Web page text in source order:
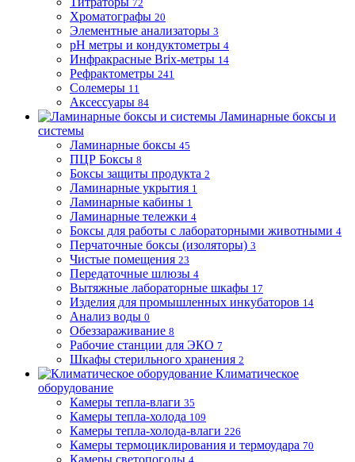
72
Хроматографы 20
Элементные анализаторы 3
pH метры и кондуктометры 4
Инфракрасные Brix-метры 14
Рефрактометры 241
Солемеры 11
Аксессуары 84
Ламинарные боксы и
системы
Ламинарные боксы 45
ПЦР Боксы 8
Боксы защиты продукта 2
Ламинарные укрытия 1
Ламинарные кабины 1
Ламинарные тележки 4
Боксы для работы с лабораторными животными 4
Перчаточные боксы (изоляторы) 3
Чистые помещения 23
Передаточные шлюзы 4
Вытяжные лабораторные шкафы 17
Изделия для промышленных инкубаторов 14
Анализ воды 0
Обеззараживание 8
Рабочие станции для ЭКО 7
Шкафы стерильного хранения 2
Климатическое
оборудование
Камеры тепла-влаги 35
Камеры тепла-холода 109
Камеры тепла-холода-влаги 226
Камеры термоциклирования и термоудара 70
Камеры светопогоды